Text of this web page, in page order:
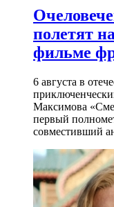
полетят
фильме
6 августа в
Максимова
первый
совместивший